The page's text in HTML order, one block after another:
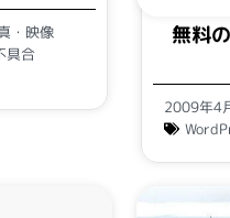
・映像
具合
無料
2009年4